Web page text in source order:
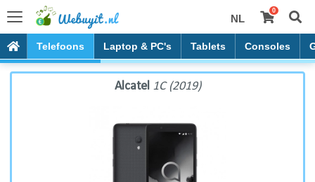
NL
0
Telefoons Laptop & PC's Tablets Consoles
Alcatel 1C (2019)
Alcatel 1C (2019)